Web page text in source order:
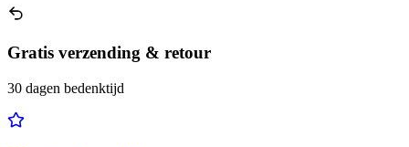
Gratis verzending & retour
30 dagen bedenktijd